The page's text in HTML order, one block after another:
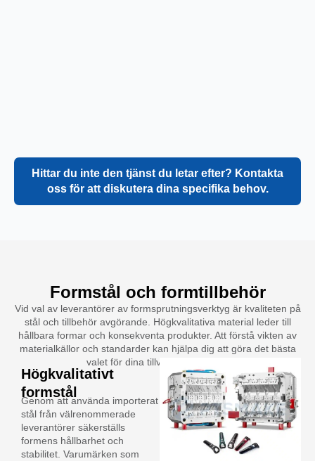
Hittar du inte den tjänst du letar efter? Kontakta
oss för att diskutera dina specifika behov.
Formstål och formtillbehör
Vid val av leverantörer av formsprutningsverktyg är kvaliteten på
stål och tillbehör avgörande. Högkvalitativa material leder till
hållbara formar och konsekventa produkter. Att förstå vikten av
materialkällor och standarder kan hjälpa dig att göra det bästa
valet för dina tillverkningsbehov.
Högkvalitativt
formstål
Genom att använda importerat
stål från välrenommerade
leverantörer säkerställs
formens hållbarhet och
stabilitet. Varumärken som